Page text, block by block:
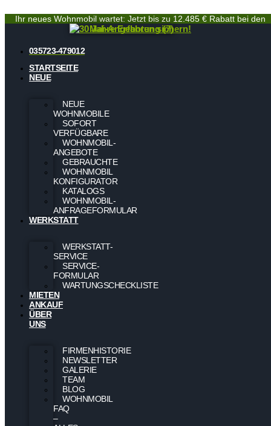
Ihr neues Wohnmobil wartet: Jetzt bis zu 12.485 € Rabatt bei den
Mai-Angeboten sichern!
035723-479012
STARTSEITE
NEUE
NEUE
WOHNMOBILE
SOFORT
VERFÜGBARE
WOHNMOBIL-
ANGEBOTE
GEBRAUCHTE
WOHNMOBIL
KONFIGURATOR
KATALOGS
WOHNMOBIL-
ANFRAGEFORMULAR
WERKSTATT
WERKSTATT-
SERVICE
SERVICE-
FORMULAR
WARTUNGSCHECKLISTE
MIETEN
ANKAUF
ÜBER
UNS
FIRMENHISTORIE
NEWSLETTER
GALERIE
TEAM
BLOG
WOHNMOBIL
FAQ
–